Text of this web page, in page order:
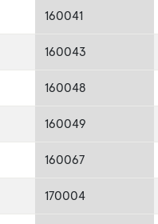
160041
160043
160048
160049
160067
170004